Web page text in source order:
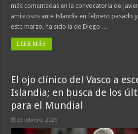
más comentadas en la convocatoria de
amistosos ante Islandia en febrero pasado
este marzo, ha sido la de Diego …
LEER MÁS
El ojo clínico del Vasco a
Islandia; en busca de los
para el Mundial
23 febrero, 2026